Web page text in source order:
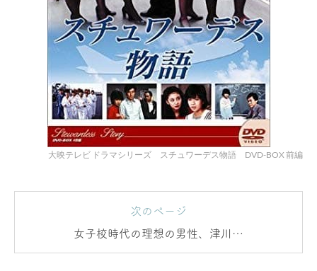
大映テレビ ドラマシリーズ スチュワーデス物語 DVD-BOX 前編
次のページ
女子校時代の理想の男性、津川雅
彦